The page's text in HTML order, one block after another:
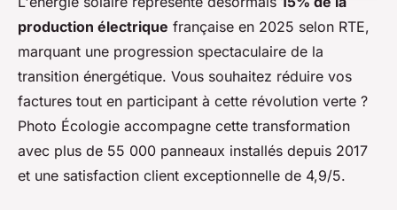
production électrique française en 2025 selon RTE,
marquant une progression spectaculaire de la
transition énergétique. Vous souhaitez réduire vos
factures tout en participant à cette révolution verte ?
Photo Écologie accompagne cette transformation
avec plus de 55 000 panneaux installés depuis 2017
et une satisfaction client exceptionnelle de 4,9/5.